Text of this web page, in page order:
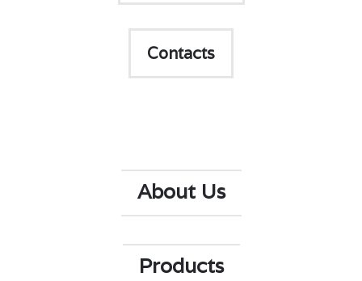
Contacts
About Us
Products